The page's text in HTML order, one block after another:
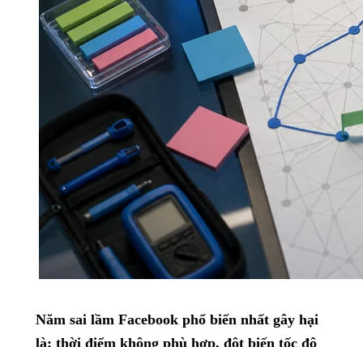
Năm sai lầm Facebook phổ biến nhất gây hại
là: thời điểm không phù hợp, đột biến tốc độ